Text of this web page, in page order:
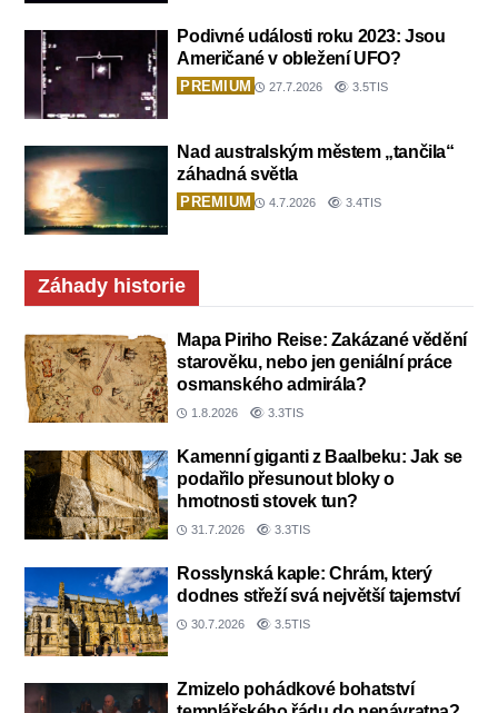
Podivné události roku 2023: Jsou
Američané v obležení UFO?
PREMIUM 27.7.2026 3.5TIS
Nad australským městem „tančila“
záhadná světla
PREMIUM 4.7.2026 3.4TIS
Záhady historie
Mapa Piriho Reise: Zakázané vědění
starověku, nebo jen geniální práce
osmanského admirála?
1.8.2026 3.3TIS
Kamenní giganti z Baalbeku: Jak se
podařilo přesunout bloky o
hmotnosti stovek tun?
31.7.2026 3.3TIS
Rosslynská kaple: Chrám, který
dodnes střeží svá největší tajemství
30.7.2026 3.5TIS
Zmizelo pohádkové bohatství